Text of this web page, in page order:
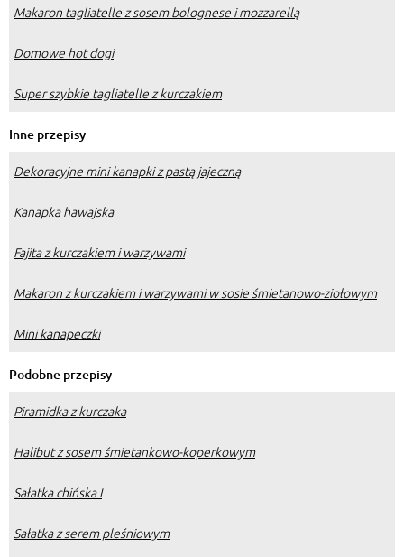
Makaron tagliatelle z sosem bolognese i mozzarellą
Domowe hot dogi
Super szybkie tagliatelle z kurczakiem
Inne przepisy
Dekoracyjne mini kanapki z pastą jajeczną
Kanapka hawajska
Fajita z kurczakiem i warzywami
Makaron z kurczakiem i warzywami w sosie śmietanowo-ziołowym
Mini kanapeczki
Podobne przepisy
Piramidka z kurczaka
Halibut z sosem śmietankowo-koperkowym
Sałatka chińska I
Sałatka z serem pleśniowym